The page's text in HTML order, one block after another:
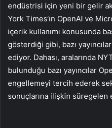
endüstrisi için yeni bir gelir
York Times’ın OpenAI ve
içerik kullanımı konusunda
gösterdiği gibi, bazı
ediyor. Dahası, aralarında
bulunduğu bazı yayıncılar
engellemeyi tercih ederek
sonuçlarına ilişkin süregelen